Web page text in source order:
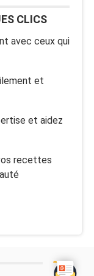
CLICS
avec ceux qui
et
et aidez
recettes